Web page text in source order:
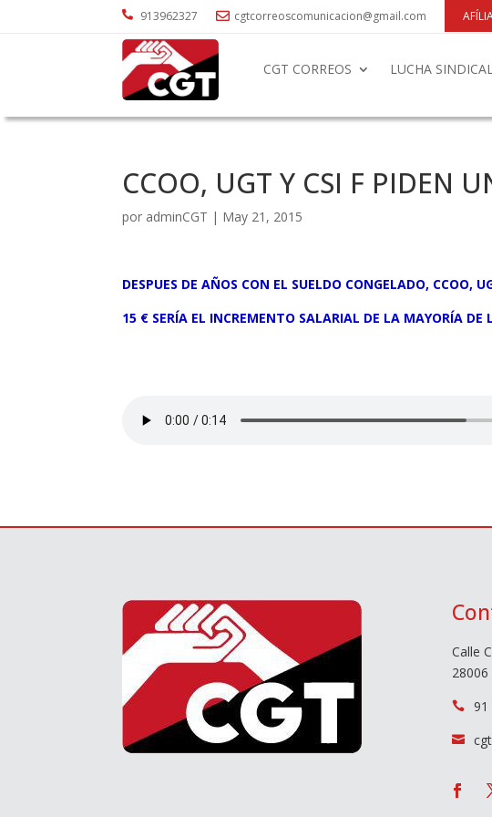
 913962327  cgtcorreoscomunicacion@gmail.com
CGT CORREOS LUCHA
CCOO, UGT Y CSI F PIDEN
por adminCGT | May 21, 2015
DESPUES DE AÑOS CON EL SUELDO CONGELADO, CCOO,
15 € SERÍA EL INCREMENTO SALARIAL DE LA MAYORÍA DE
Calle
 91
